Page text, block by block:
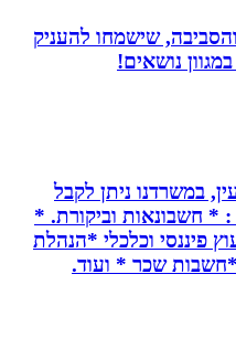
שישמחו להעניק
נושאים!
ניתן לקבל
וביקורת. *
וכלכלי *הנהלת
שכר * ועוד.